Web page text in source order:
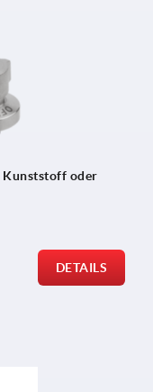
Kunststoff oder
DETAILS